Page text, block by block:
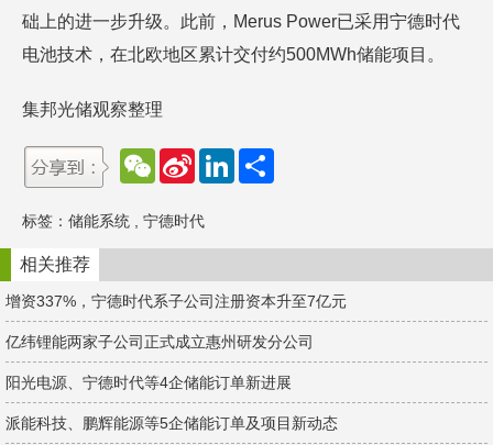
础上的进一步升级。此前，Merus Power已采用宁德时代
电池技术，在北欧地区累计交付约500MWh储能项目。
集邦光储观察整理
W
e
a
t
S
W
e
b
o
L
d
n
标签： 储能系统 宁德时代
相关推荐
增资337%，宁德时代系子公司注册资本升至7亿元
亿纬锂能两家子公司正式成立惠州研发分公司
阳光电源、宁德时代等4企储能订单新进展
派能科技、鹏辉能源等5企储能订单及项目新动态